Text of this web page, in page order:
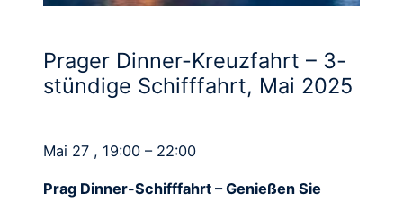
Prager Dinner-Kreuzfahrt – 3-
stündige Schifffahrt, Mai 2025
Mai 27 , 19:00 – 22:00
Prag Dinner-Schifffahrt – Genießen Sie